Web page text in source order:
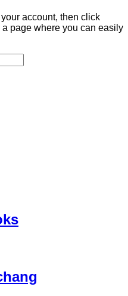
account, then click
page where you can easily